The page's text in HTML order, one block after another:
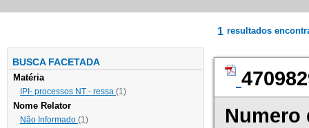
BUSCA FACETADA
Matéria
IPI- processos NT - ressa (1)
Nome Relator
Não Informado (1)
1 resultados
Numero